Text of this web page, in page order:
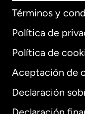
Términos y
Política de
Política de
Aceptación de
Declaración